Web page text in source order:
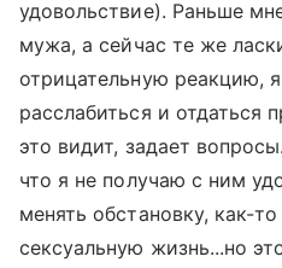
удовольствие). Раньше
мужа, а сейчас те же
отрицательную реакцию,
расслабиться и отдаться
это видит, задает
что я не получаю с ним
менять обстановку, как-
сексуальную жизнь...но